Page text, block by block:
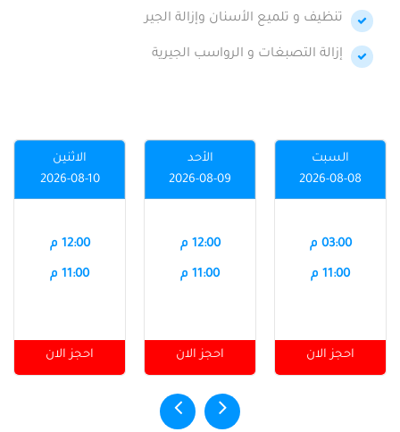
تنظيف و تلميع الأسنان وإزالة الجير
إزالة التصبغات و الرواسب الجيرية
السبت
2026-08-08
03:00 م
11:00 م
احجز الان
الأحد
2026-08-09
12:00 م
11:00 م
احجز الان
الاثنين
2026-08-10
12:00 م
11:00 م
احجز الان